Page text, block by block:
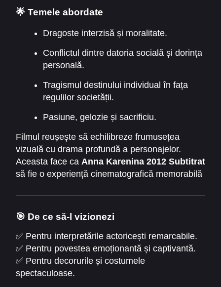
🌟 Temele abordate
Dragoste interzisă și moralitate.
Conflictul dintre datoria socială și dorința
personală.
Tragismul destinului individual în fața
regulilor societății.
Pasiune, gelozie și sacrificiu.
Filmul reușește să echilibreze frumusețea
vizuală cu drama profundă a personajelor.
Aceasta face ca Anna Karenina 2012 Subtitrat
să fie o experiență cinematografică memorabilă
🎯 De ce să-l vizionezi
✅ Pentru interpretările actoricești remarcabile.
✅ Pentru povestea emoționantă și captivantă.
✅ Pentru decorurile și costumele
spectaculoase.